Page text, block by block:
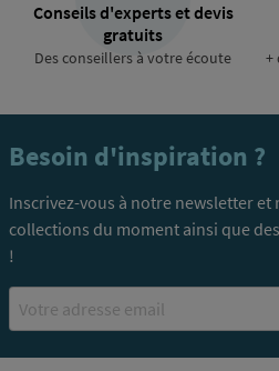
Conseils d'experts et devis
gratuits
Des conseillers à votre écoute +
Besoin d'inspiration ?
Inscrivez-vous à notre newsletter et
collections du moment ainsi que
!